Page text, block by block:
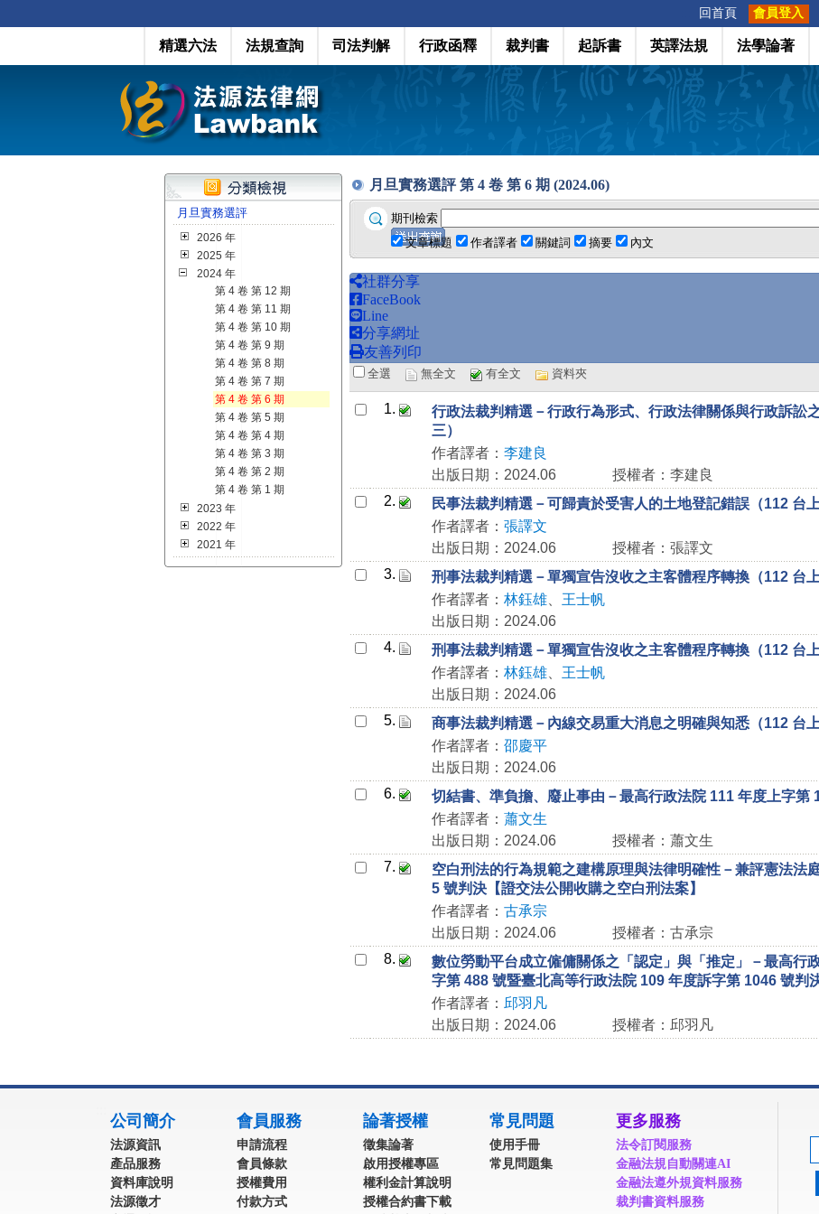
回首頁 會員登入
精選六法 法規查詢 司法判解 行政函釋 裁判書 起訴書 英譯法規 法學論著
月旦實務選評
2026 年
2025 年
2024 年
第 4 卷 第 12 期
第 4 卷 第 11 期
第 4 卷 第 10 期
第 4 卷 第 9 期
第 4 卷 第 8 期
第 4 卷 第 7 期
第 4 卷 第 6 期
第 4 卷 第 5 期
第 4 卷 第 4 期
第 4 卷 第 3 期
第 4 卷 第 2 期
第 4 卷 第 1 期
2023 年
2022 年
2021 年
月旦實務選評 第 4 卷 第 6 期 (2024.06)
期刊檢索
文章標題
作者譯者 關鍵詞 摘要 內文
社群分享
FaceBook
Line
分享網址
友善列印
全選 無全文 有全文 資料夾
1.
行政法裁判精選－行政行為形式、行政法律關係與行政訴訟
三）
作者譯者： 李建良
出版日期：2024.06
授權者：李建良
2.
民事法裁判精選－可歸責於受害人的土地登記錯誤（112 台上
作者譯者： 張譯文
出版日期：2024.06
授權者：張譯文
3.
刑事法裁判精選－單獨宣告沒收之主客體程序轉換（112 台上
作者譯者： 林鈺雄、 王士帆
出版日期：2024.06
4.
刑事法裁判精選－單獨宣告沒收之主客體程序轉換（112 台上
作者譯者： 林鈺雄、 王士帆
出版日期：2024.06
5.
商事法裁判精選－內線交易重大消息之明確與知悉（112 台上
作者譯者： 邵慶平
出版日期：2024.06
6.
切結書、準負擔、廢止事由－最高行政法院 111 年度上字第
作者譯者： 蕭文生
出版日期：2024.06
授權者：蕭文生
7.
空白刑法的行為規範之建構原理與法律明確性－兼評憲法法
5 號判決【證交法公開收購之空白刑法案】
作者譯者： 古承宗
出版日期：2024.06
授權者：古承宗
8.
數位勞動平台成立僱傭關係之「認定」與「推定」－最高行
字第 488 號暨臺北高等行政法院 109 年度訴字第 1046 號判
作者譯者： 邱羽凡
出版日期：2024.06
授權者：邱羽凡
公司簡介
法源資訊
產品服務
資料庫說明
法源徵才
會員服務
申請流程
會員條款
授權費用
付款方式
論著授權
徵集論著
啟用授權專區
權利金計算說明
授權合約書下載
常見問題
使用手冊
常見問題集
更多服務
法令訂閱服務
金融法規自動關連AI
金融法遵外規資料服務
裁判書資料服務